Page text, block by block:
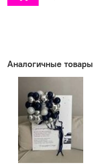
Аналогичные товары